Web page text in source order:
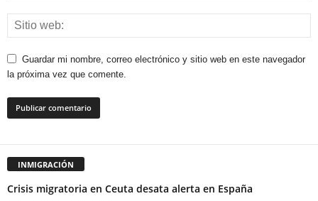
Guardar mi nombre, correo electrónico y sitio web en este navegador
la próxima vez que comente.
INMIGRACIÓN
Crisis migratoria en Ceuta desata alerta en España